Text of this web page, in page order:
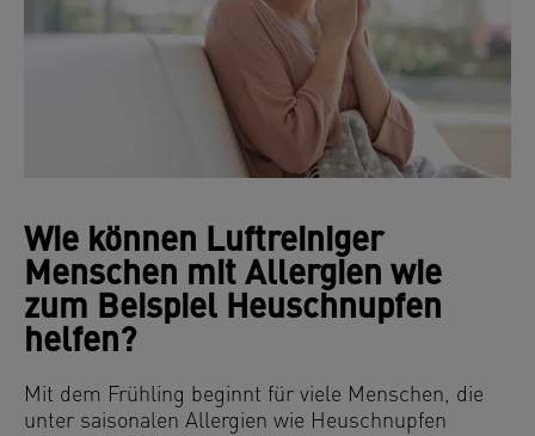
Wie können Luftreiniger
Menschen mit Allergien wie
zum Beispiel Heuschnupfen
helfen?
Mit dem Frühling beginnt für viele Menschen, die
unter saisonalen Allergien wie Heuschnupfen